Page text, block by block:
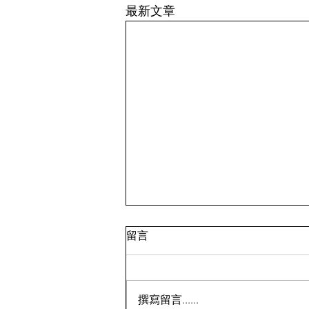
最新文章
我不是啞巴 四、 第一堂課分
進教室，開始她們在大學生活的第
留言
撰寫留言......